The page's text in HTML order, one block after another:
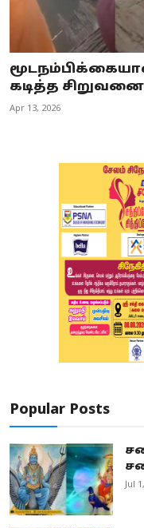
கடித்த
Apr 13, 2026
Popular Posts
Jul